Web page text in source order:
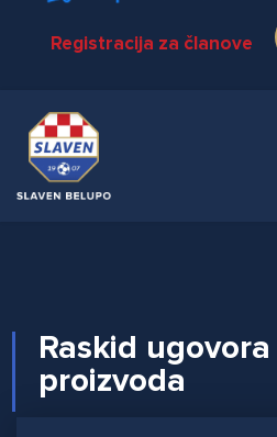
Registracija za članove
Raskid
proizvoda